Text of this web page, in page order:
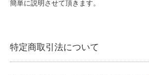
簡単に説明させて頂きます。
特定商取引法について